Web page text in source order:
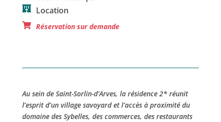
Location
Réservation sur demande
Au sein de Saint-Sorlin-d’Arves, la résidence 2* réunit
l’esprit d’un village savoyard et l’accès à proximité du
domaine des Sybelles, des commerces, des restaurants